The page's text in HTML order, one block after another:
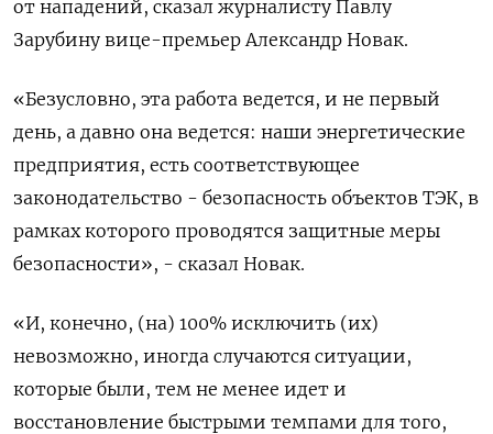
от нападений, сказал журналисту Павлу
Зарубину вице-премьер Александр Новак.
«Безусловно, эта работа ведется, и не первый
день, а давно она ведется: наши энергетические
предприятия, есть соответствующее
законодательство - безопасность объектов ТЭК, в
рамках которого проводятся защитные меры
безопасности», - сказал Новак.
«И, конечно, (на) 100% исключить (их)
невозможно, иногда случаются ситуации,
которые были, тем не менее идет и
восстановление быстрыми темпами для того,